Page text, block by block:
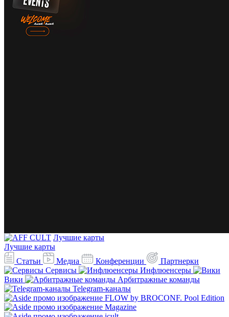
Лучшие карты
Лучшие карты
Статьи
Медиа Конференции
Партнерки
Сервисы
Инфлюенсеры
Вики
Арбитражные команды
Telegram-каналы